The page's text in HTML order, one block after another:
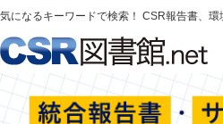
気になるキーワードで検索！ CSR報告書、